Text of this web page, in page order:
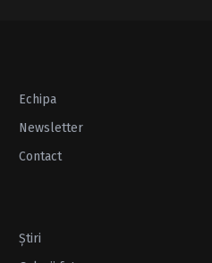
Echipa
Newsletter
Contact
Ştiri